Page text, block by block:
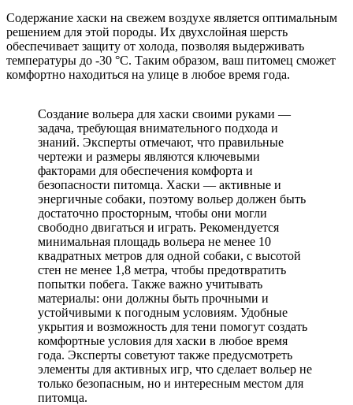
Содержание хаски на свежем воздухе является оптимальным
решением для этой породы. Их двухслойная шерсть
обеспечивает защиту от холода, позволяя выдерживать
температуры до -30 °С. Таким образом, ваш питомец сможет
комфортно находиться на улице в любое время года.
Создание вольера для хаски своими руками —
задача, требующая внимательного подхода и
знаний. Эксперты отмечают, что правильные
чертежи и размеры являются ключевыми
факторами для обеспечения комфорта и
безопасности питомца. Хаски — активные и
энергичные собаки, поэтому вольер должен быть
достаточно просторным, чтобы они могли
свободно двигаться и играть. Рекомендуется
минимальная площадь вольера не менее 10
квадратных метров для одной собаки, с высотой
стен не менее 1,8 метра, чтобы предотвратить
попытки побега. Также важно учитывать
материалы: они должны быть прочными и
устойчивыми к погодным условиям. Удобные
укрытия и возможность для тени помогут создать
комфортные условия для хаски в любое время
года. Эксперты советуют также предусмотреть
элементы для активных игр, что сделает вольер не
только безопасным, но и интересным местом для
питомца.